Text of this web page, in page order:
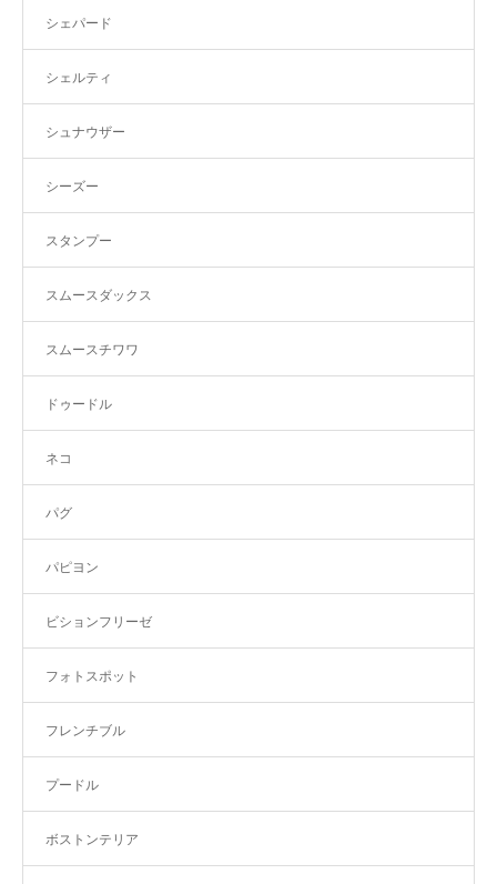
シェパード
シェルティ
シュナウザー
シーズー
スタンプー
スムースダックス
スムースチワワ
ドゥードル
ネコ
パグ
パピヨン
ビションフリーゼ
フォトスポット
フレンチブル
プードル
ボストンテリア